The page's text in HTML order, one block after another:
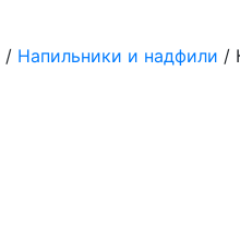
/ Напильники и надфили /